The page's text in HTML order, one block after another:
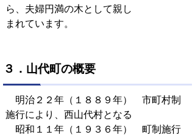
ら、夫婦円満の木として親し
まれています。
３．山代町の概要
明治２２年（１８８９年） 市町村制
施行により、西山代村となる
昭和１１年（１９３６年） 町制施行